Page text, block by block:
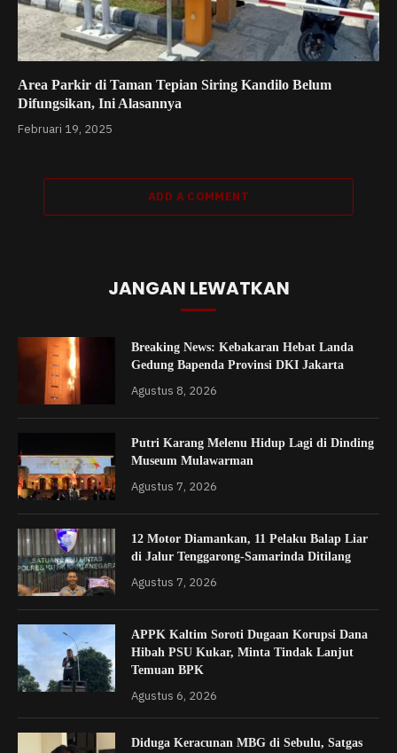
Area Parkir di Taman Tepian Siring Kandilo Belum
Difungsikan, Ini Alasannya
Februari 19, 2025
ADD A COMMENT
JANGAN LEWATKAN
Breaking News: Kebakaran Hebat Landa
Gedung Bapenda Provinsi DKI Jakarta
Agustus 8, 2026
Putri Karang Melenu Hidup Lagi di Dinding
Museum Mulawarman
Agustus 7, 2026
12 Motor Diamankan, 11 Pelaku Balap Liar
di Jalur Tenggarong-Samarinda Ditilang
Agustus 7, 2026
APPK Kaltim Soroti Dugaan Korupsi Dana
Hibah PSU Kukar, Minta Tindak Lanjut
Temuan BPK
Agustus 6, 2026
Diduga Keracunan MBG di Sebulu, Satgas